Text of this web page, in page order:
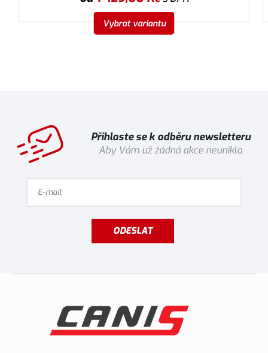
Vybrat variantu
Přihlaste se k odběru newsletteru
Aby Vám už žádná akce neunikla
ODESLAT